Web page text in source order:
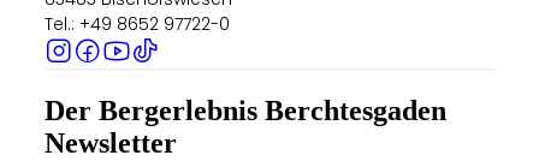
Tel.: +49 8652 97722-0
Der Bergerlebnis Berchtesgaden
Newsletter